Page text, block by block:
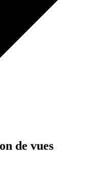
de vues